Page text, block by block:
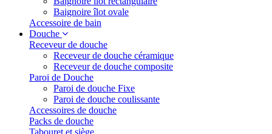
Baignoire îlot ovale
Accessoire de bain
Douche
Receveur de douche
Receveur de douche céramique
Receveur de douche composite
Paroi de Douche
Paroi de douche Fixe
Paroi de douche coulissante
Accessoires de douche
Packs de douche
Tabouret et siège